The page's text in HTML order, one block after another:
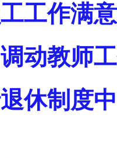
工作满
动教师
休制度